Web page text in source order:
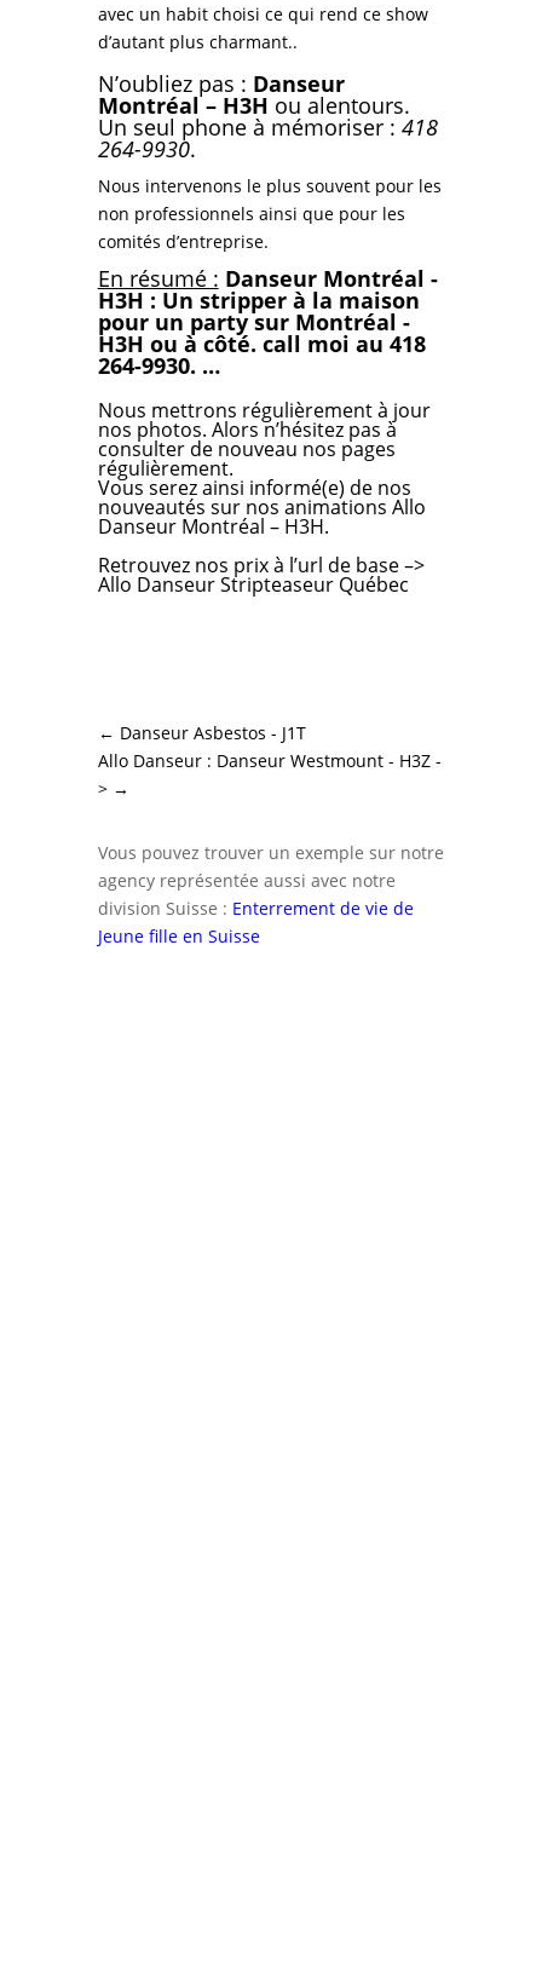
avec un habit choisi ce qui rend ce show
d’autant plus charmant..
N’oubliez pas : Danseur
Montréal – H3H ou alentours.
Un seul phone à mémoriser : 418
264-9930.
Nous intervenons le plus souvent pour les
non professionnels ainsi que pour les
comités d’entreprise.
En résumé : Danseur Montréal -
H3H : Un stripper à la maison
pour un party sur Montréal -
H3H ou à côté. call moi au 418
264-9930. …
Nous mettrons régulièrement à jour
nos photos. Alors n’hésitez pas à
consulter de nouveau nos pages
régulièrement.
Vous serez ainsi informé(e) de nos
nouveautés sur nos animations Allo
Danseur Montréal – H3H.
Retrouvez nos prixà l’url de base –>
Allo Danseur Stripteaseur Québec
← Danseur Asbestos - J1T
Allo Danseur : Danseur Westmount - H3Z -
>→
Vous pouvez trouver un exemple sur notre
agency représentée aussi avec notre
division Suisse : Enterrement de vie de
Jeune fille en Suisse